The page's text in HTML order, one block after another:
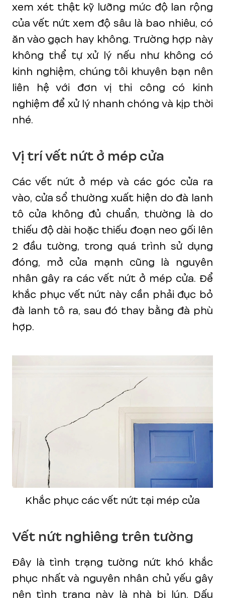
xem xét thật kỹ lưỡng mức độ lan rộng
của vết nứt xem độ sâu là bao nhiêu, có
ăn vào gạch hay không. Trường hợp này
không thể tự xử lý nếu như không có
kinh nghiệm, chúng tôi khuyên bạn nên
liên hệ với đơn vị thi công có kinh
nghiệm để xử lý nhanh chóng và kịp thời
nhé.
Vị trí vết nứt ở mép cửa
Các vết nứt ở mép và các góc cửa ra
vào, cửa sổ thường xuất hiện do đà lanh
tô cửa không đủ chuẩn, thường là do
thiếu độ dài hoặc thiếu đoạn neo gối lên
2 đầu tường, trong quá trình sử dụng
đóng, mở cửa mạnh cũng là nguyên
nhân gây ra các vết nứt ở mép cửa. Để
khắc phục vết nứt này cần phải đục bỏ
đà lanh tô ra, sau đó thay bằng đà phù
hợp.
Khắc phục các vết nứt tại mép cửa
Vết nứt nghiêng trên tường
Đây là tình trạng tường nứt khó khắc
phục nhất và nguyên nhân chủ yếu gây
nên tình trạng này là nhà bị lún. Dấu